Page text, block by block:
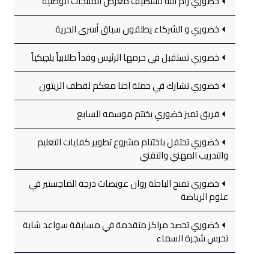
خضوري و الشركاء يطلقون سباق أسرى الحرية
خضوري تستقبل في حرمها الرئيس وفداً طلابياً بلجيكياً
خضوري تشارك في حملة احنا معكم لقطف الزيتون
فريق تميز خضوري يختتم موسمه السابع
خضوري تحتفل باختتام مشروع تطوير كفايات التعليم
والتدريب المهني والتقني
خضوري تمنح الباحثة روان عويضات درجة الماجستير في
علوم الرياضة
خضوري تحصد مراكز متقدمة في مسابقة سواعد شابة
تحرس شجرة السماء